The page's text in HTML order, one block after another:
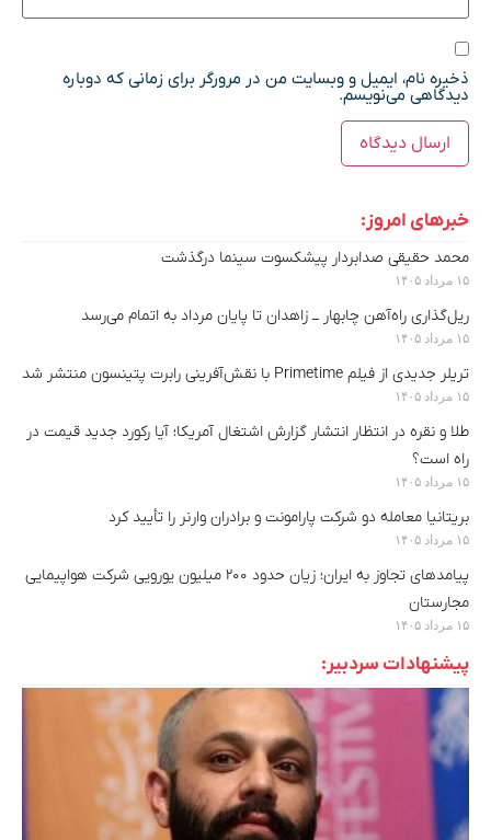
ذخیره نام، ایمیل و وبسایت من در مرورگر برای زمانی که دوباره
دیدگاهی می‌نویسم.
خبرهای امروز:
محمد حقیقی صدابردار پیشکسوت سینما درگذشت
۱۵ مرداد ۱۴۰۵
ریل‌گذاری راه‌آهن چابهار ــ زاهدان تا پایان مرداد به اتمام می‌رسد
۱۵ مرداد ۱۴۰۵
تریلر جدیدی از فیلم Primetime با نقش‌آفرینی رابرت پتینسون منتشر شد
۱۵ مرداد ۱۴۰۵
طلا و نقره در انتظار انتشار گزارش اشتغال آمریکا؛ آیا رکورد جدید قیمت در
راه است؟
۱۵ مرداد ۱۴۰۵
بریتانیا معامله دو شرکت پارامونت و برادران وارنر را تأیید کرد
۱۵ مرداد ۱۴۰۵
پیامدهای تجاوز به ایران؛ زیان حدود ۲۰۰ میلیون یورویی شرکت هواپیمایی
مجارستان
۱۵ مرداد ۱۴۰۵
پیشنهادات سردبیر: